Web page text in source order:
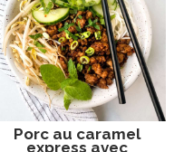
Porc au caramel
express avec